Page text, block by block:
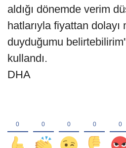
aldığı dönemde verim
hatlarıyla fiyattan dolayı
duyduğumu
kullandı.
DHA